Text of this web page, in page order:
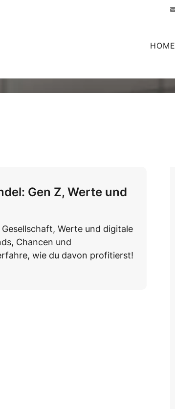
HOME
Gen Z, Werte und
Werte und digitale
Chancen und
wie du davon profitierst!